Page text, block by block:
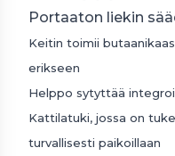
Portaaton liekin
Keitin toimii
erikseen
Helppo sytyttää
Kattilatuki, jossa on
turvallisesti paikoillaan